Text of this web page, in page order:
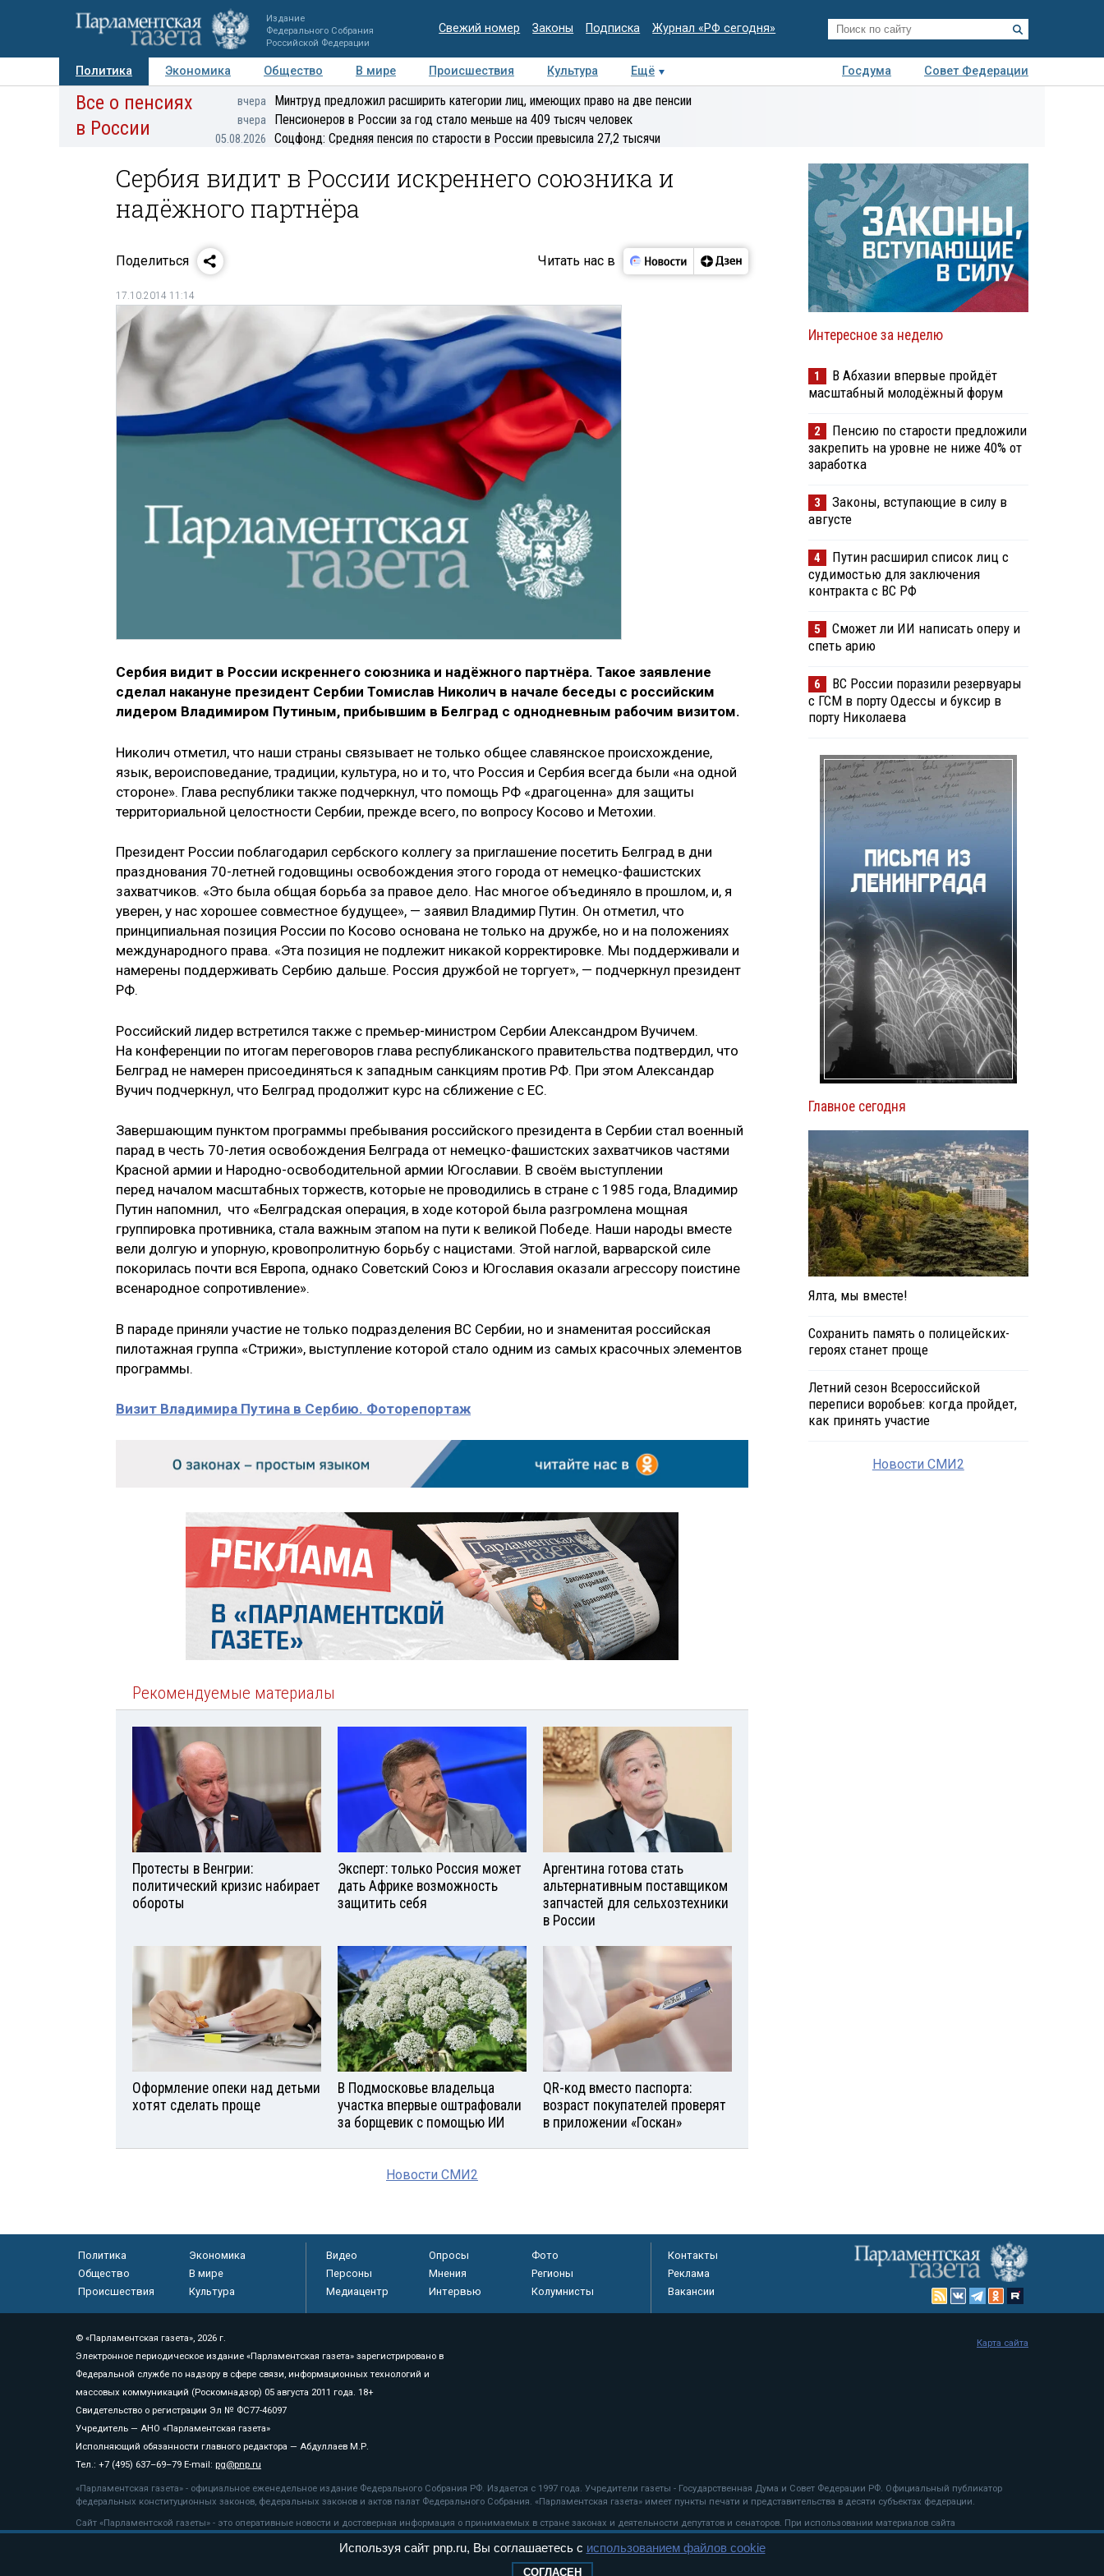
Издание
Федерального Собрания
Российской Федерации
Свежий номер Законы Подписка Журнал «РФ сегодня»
Политика Экономика Общество В мире Происшествия Культура Ещё Госдума
Совет Федерации
Авторы Персоны Мнения Регионы Медиацентр Интервью Колумнисты
Деловая
Все о пенсиях
в России
вчера Минтруд предложил расширить категории лиц, имеющих право на две пенсии
вчера Пенсионеров в России за год стало меньше на 409 тысяч человек
05.08.2026 Соцфонд: Средняя пенсия по старости в России превысила 27,2 тысячи
Сербия видит в России искреннего союзника и
надёжного партнёра
Поделиться Читать нас в
17.10.2014 11:14
Сербия видит в России искреннего союзника и надёжного партнёра. Такое заявление
сделал накануне президент Сербии Томислав Николич в начале беседы с российским
лидером Владимиром Путиным, прибывшим в Белград с однодневным рабочим визитом.
Николич отметил, что наши страны связывает не только общее славянское происхождение,
язык, вероисповедание, традиции, культура, но и то, что Россия и Сербия всегда были «на одной
стороне». Глава республики также подчеркнул, что помощь РФ «драгоценна» для защиты
территориальной целостности Сербии, прежде всего, по вопросу Косово и Метохии.
Президент России поблагодарил сербского коллегу за приглашение посетить Белград в дни
празднования 70-летней годовщины освобождения этого города от немецко-фашистских
захватчиков. «Это была общая борьба за правое дело. Нас многое объединяло в прошлом, и, я
уверен, у нас хорошее совместное будущее», — заявил Владимир Путин. Он отметил, что
принципиальная позиция России по Косово основана не только на дружбе, но и на положениях
международного права. «Эта позиция не подлежит никакой корректировке. Мы поддерживали и
намерены поддерживать Сербию дальше. Россия дружбой не торгует», — подчеркнул президент
РФ.
Российский лидер встретился также с премьер-министром Сербии Александром Вучичем.
На конференции по итогам переговоров глава республиканского правительства подтвердил, что
Белград не намерен присоединяться к западным санкциям против РФ. При этом Александар
Вучич подчеркнул, что Белград продолжит курс на сближение с ЕС.
Завершающим пунктом программы пребывания российского президента в Сербии стал военный
парад в честь 70-летия освобождения Белграда от немецко-фашистских захватчиков частями
Красной армии и Народно-освободительной армии Югославии. В своём выступлении
перед началом масштабных торжеств, которые не проводились в стране с 1985 года, Владимир
Путин напомнил, что «Белградская операция, в ходе которой была разгромлена мощная
группировка противника, стала важным этапом на пути к великой Победе. Наши народы вместе
вели долгую и упорную, кровопролитную борьбу с нацистами. Этой наглой, варварской силе
покорилась почти вся Европа, однако Советский Союз и Югославия оказали агрессору поистине
всенародное сопротивление».
В параде приняли участие не только подразделения ВС Сербии, но и знаменитая российская
пилотажная группа «Стрижи», выступление которой стало одним из самых красочных элементов
программы.
Визит Владимира Путина в Сербию. Фоторепортаж
Рекомендуемые материалы
Протесты в Венгрии:
политический кризис набирает
обороты
Эксперт: только Россия может
дать Африке возможность
защитить себя
Аргентина готова стать
альтернативным поставщиком
запчастей для сельхозтехники
в России
Оформление опеки над детьми
хотят сделать проще
В Подмосковье владельца
участка впервые оштрафовали
за борщевик с помощью ИИ
QR-код вместо паспорта:
возраст покупателей проверят
в приложении «Госкан»
Новости СМИ2
Интересное за неделю
1
В Абхазии впервые пройдёт
масштабный молодёжный форум
2
Пенсию по старости предложили
закрепить на уровне не ниже 40% от
заработка
3
Законы, вступающие в силу в
августе
4
Путин расширил список лиц с
судимостью для заключения
контракта с ВС РФ
5
Сможет ли ИИ написать оперу и
спеть арию
6
ВС России поразили резервуары
с ГСМ в порту Одессы и буксир в
порту Николаева
Главное сегодня
Ялта, мы вместе!
Сохранить память о полицейских-
героях станет проще
Летний сезон Всероссийской
переписи воробьев: когда пройдет,
как принять участие
Новости СМИ2
Политика
Экономика
Общество
В мире
Происшествия
Культура
Видео Опросы
Фото
Персоны
Мнения
Регионы
Медиацентр
Интервью Колумнисты
Контакты
Реклама
Вакансии
© «Парламентская газета», 2026 г.
Электронное периодическое издание «Парламентская газета» зарегистрировано в
Федеральной службе по надзору в сфере связи, информационных технологий и
массовых коммуникаций (Роскомнадзор) 05 августа 2011 года. 18+
Свидетельство о регистрации Эл № ФС77-46097
Учредитель — АНО «Парламентская газета»
Исполняющий обязанности главного редактора — Абдуллаев М.Р.
Тел.: +7 (495) 637–69–79 E-mail: pg@pnp.ru
«Парламентская газета» - официальное еженедельное издание Федерального Собрания РФ. Издается с 1997 года. Учредители газеты - Государственная Дума и Совет Федерации РФ. Официальный публикатор
федеральных конституционных законов, федеральных законов и актов палат Федерального Собрания. «Парламентская газета» имеет пункты печати и представительства в десяти субъектах федерации.
Сайт «Парламентской газеты» - это оперативные новости и достоверная информация о принимаемых в стране законах и деятельности депутатов и сенаторов. При использовании материалов сайта
«Парламентской газеты» активная ссылка на pnp.ru обязательна.
рекомендательные технологии
Карта сайта
Используя сайт pnp.ru, Вы соглашаетесь с использованием файлов cookie
СОГЛАСЕН